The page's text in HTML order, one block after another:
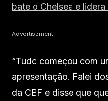
bate o Chelsea e
Advertisement
“Tudo começou com
apresentação. Falei
da CBF e disse que